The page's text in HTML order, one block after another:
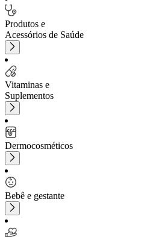
Produtos e
Acessórios de Saúde
Vitaminas e
Suplementos
Dermocosméticos
Bebê e gestante